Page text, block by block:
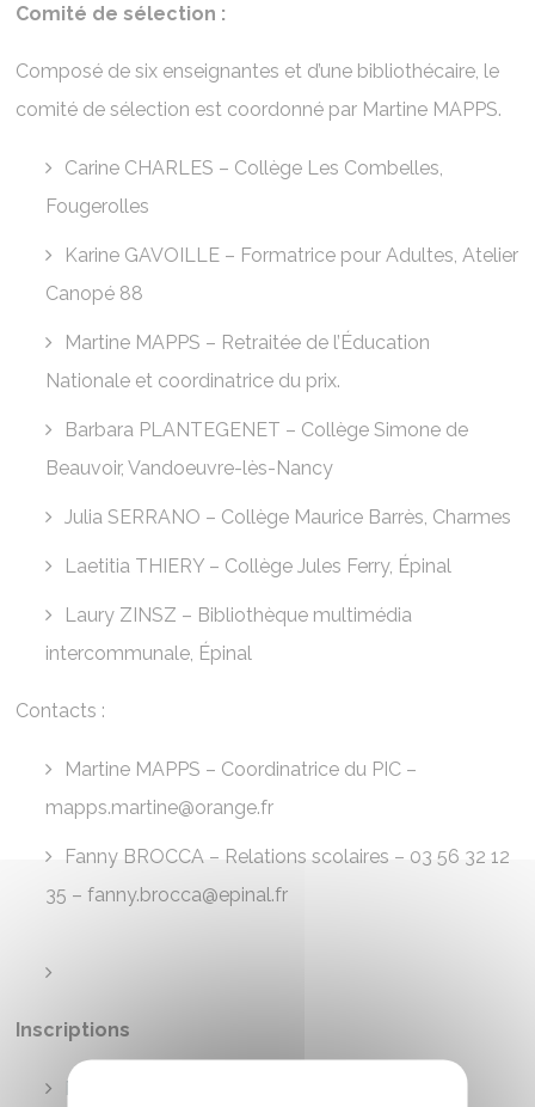
Comité de sélection :
Composé de six enseignantes et d’une bibliothécaire, le
comité de sélection est coordonné par Martine MAPPS.
Carine CHARLES – Collège Les Combelles,
Fougerolles
Karine GAVOILLE – Formatrice pour Adultes, Atelier
Canopé 88
Martine MAPPS – Retraitée de l’Éducation
Nationale et coordinatrice du prix.
Barbara PLANTEGENET – Collège Simone de
Beauvoir, Vandoeuvre-lès-Nancy
Julia SERRANO – Collège Maurice Barrès, Charmes
Laetitia THIERY – Collège Jules Ferry, Épinal
Laury ZINSZ – Bibliothèque multimédia
intercommunale, Épinal
Contacts :
Martine MAPPS – Coordinatrice du PIC –
mapps.martine@orange.fr
Fanny BROCCA – Relations scolaires – 03 56 32 12
35 –fanny.brocca@epinal.fr
Inscriptions
Formulaire d’inscription